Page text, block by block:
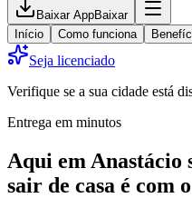
Baixar AppBaixar
Início
Como funciona
Seja licenciado
Verifique se a sua cidade está
Entrega em minutos
Aqui em Anastácio
sair de casa é com